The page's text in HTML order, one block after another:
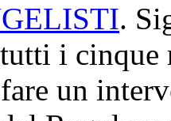
.
i cinque
un